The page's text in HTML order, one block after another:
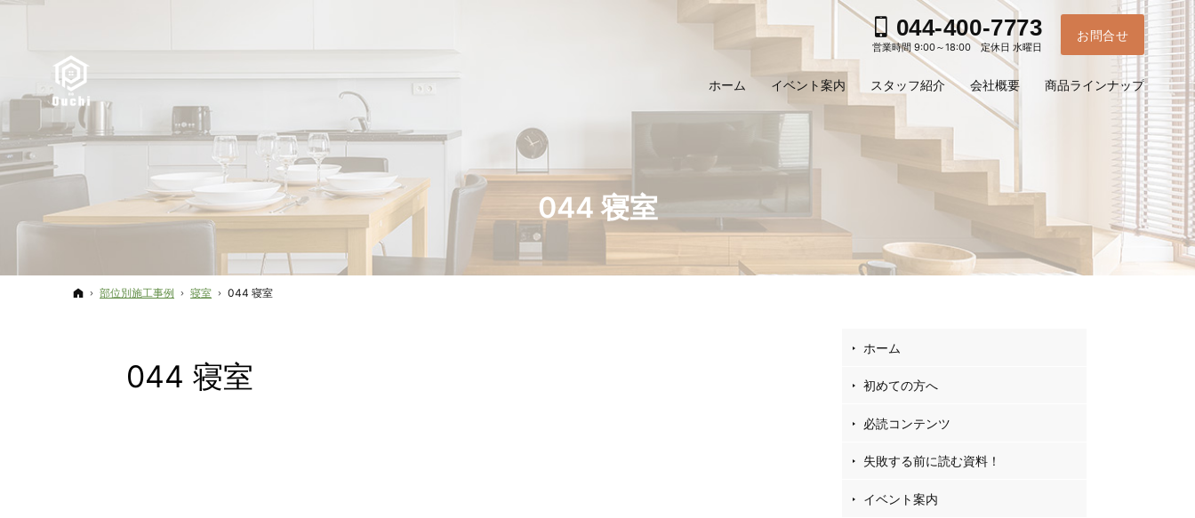
044 寝室
ホーム
部位別施工事例 寝室 044 寝室
044 寝室
ホーム
初めての方へ
必読コンテンツ
失敗する前に読む資料！
イベント案内
ホーム イベント案内 スタッフ紹介 会社概要 商品ラインナップ
044-400-7773
営業時間 9:00～18:00 定休日 水曜日
お問合せ